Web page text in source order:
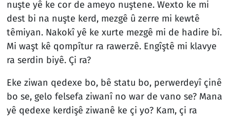
nuşte yê ke cor de ameyo nuştene. Wexto ke mi
dest bi na nuşte kerd, mezgê û zerre mi kewtê
têmiyan. Nakokî yê ke xurte mezgê mi de hadire bî.
Mi waşt kê qompîtur ra rawerzê. Engîştê mi klavye
ra serdin biyê. Çi ra?
Eke ziwan qedexe bo, bê statu bo, perwerdeyî çinê
bo se, gelo felsefa ziwanî no war de vano se? Mana
yê qedexe kerdişê ziwanê ke çi yo? Kam, çi ra